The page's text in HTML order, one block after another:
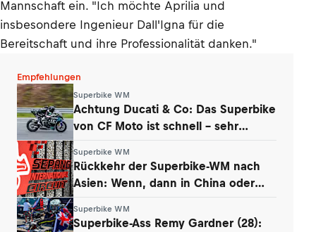
Mannschaft ein. "Ich möchte Aprilia und
insbesondere Ingenieur Dall'Igna für die
Bereitschaft und ihre Professionalität danken."
Empfehlungen
Superbike WM
Achtung Ducati & Co: Das Superbike
von CF Moto ist schnell – sehr
Superbike WM
Rückkehr der Superbike-WM nach
Asien: Wenn, dann in China oder
Superbike WM
Superbike-Ass Remy Gardner (28):